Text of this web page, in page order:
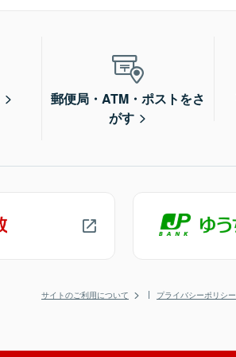
郵便局・ATM・ポストをさ
がす
サイトのご利用について プライバシーポリシー